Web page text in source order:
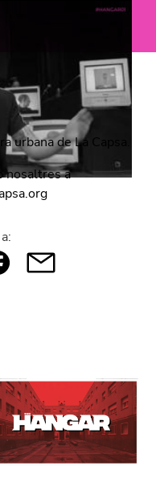
urbana de La Capsa.
nosaltres a